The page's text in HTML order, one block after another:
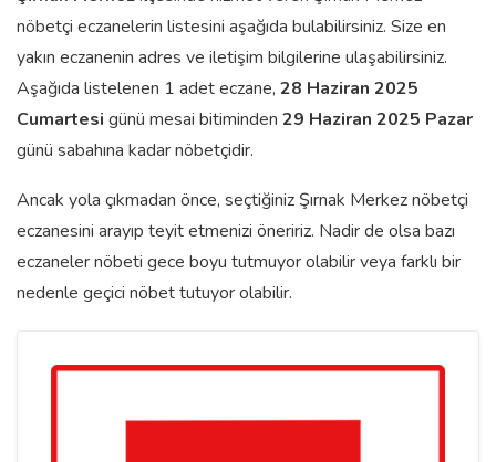
nöbetçi eczanelerin listesini aşağıda bulabilirsiniz. Size en
yakın eczanenin adres ve iletişim bilgilerine ulaşabilirsiniz.
Aşağıda listelenen 1 adet eczane, 28 Haziran 2025
Cumartesi günü mesai bitiminden 29 Haziran 2025 Pazar
günü sabahına kadar nöbetçidir.
Ancak yola çıkmadan önce, seçtiğiniz Şırnak Merkez nöbetçi
eczanesini arayıp teyit etmenizi öneririz. Nadir de olsa bazı
eczaneler nöbeti gece boyu tutmuyor olabilir veya farklı bir
nedenle geçici nöbet tutuyor olabilir.